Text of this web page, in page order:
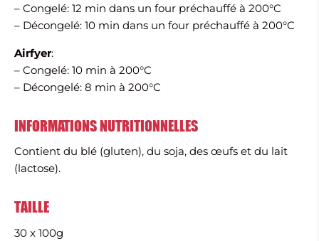
– Congelé: 12 min dans un four préchauffé à 200°C
– Décongelé: 10 min dans un four préchauffé à 200°C
Airfyer:
– Congelé: 10 min à 200°C
– Décongelé: 8 min à 200°C
INFORMATIONS NUTRITIONNELLES
Contient du blé (gluten), du soja, des œufs et du lait
(lactose).
TAILLE
30 x 100g